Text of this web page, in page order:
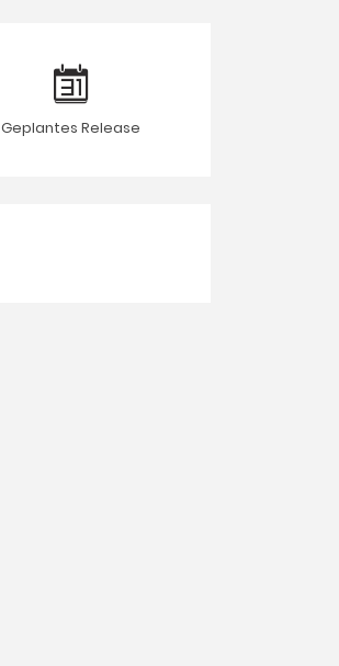
Geplantes Release